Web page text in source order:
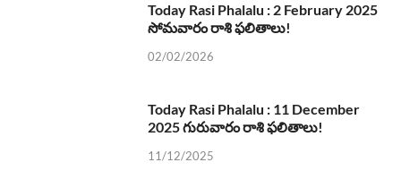
Today Rasi Phalalu : 2 February 2025
సోమవారం రాశి ఫలితాలు!
02/02/2026
Today Rasi Phalalu : 11 December
2025 గురువారం రాశి ఫలితాలు!
11/12/2025